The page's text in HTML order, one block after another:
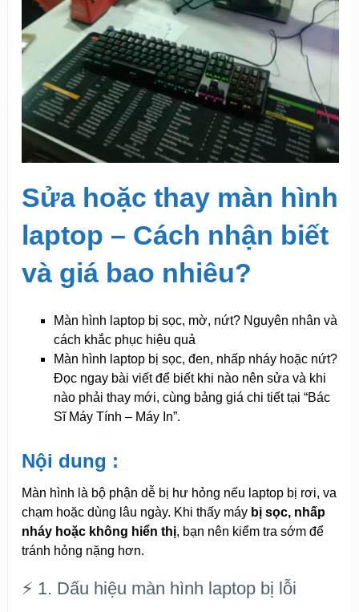
Sửa hoặc thay màn hình
laptop – Cách nhận biết
và giá bao nhiêu?
Màn hình laptop bị sọc, mờ, nứt? Nguyên nhân và
cách khắc phục hiệu quả
Màn hình laptop bị sọc, đen, nhấp nháy hoặc nứt?
Đọc ngay bài viết để biết khi nào nên sửa và khi
nào phải thay mới, cùng bảng giá chi tiết tại “Bác
Sĩ Máy Tính – Máy In”.
Nội dung :
Màn hình là bộ phận dễ bị hư hỏng nếu laptop bị rơi, va
chạm hoặc dùng lâu ngày. Khi thấy máy bị sọc, nhấp
nháy hoặc không hiển thị, bạn nên kiểm tra sớm để
tránh hỏng nặng hơn.
⚡ 1. Dấu hiệu màn hình laptop bị lỗi